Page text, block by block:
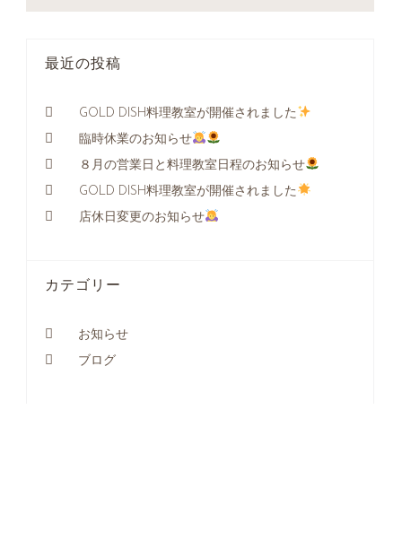
最近の投稿
GOLD DISH料理教室が開催されました
臨時休業のお知らせ
８月の営業日と料理教室日程のお知らせ
GOLD DISH料理教室が開催されました
店休日変更のお知らせ
カテゴリー
お知らせ
ブログ